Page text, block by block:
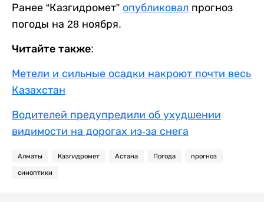
Ранее “Казгидромет” опубликовал прогноз
погоды на 28 ноября.
Читайте также:
Метели и сильные осадки накроют почти весь
Казахстан
Водителей предупредили об ухудшении
видимости на дорогах из-за снега
Алматы Казгидромет Астана Погода прогноз
синоптики